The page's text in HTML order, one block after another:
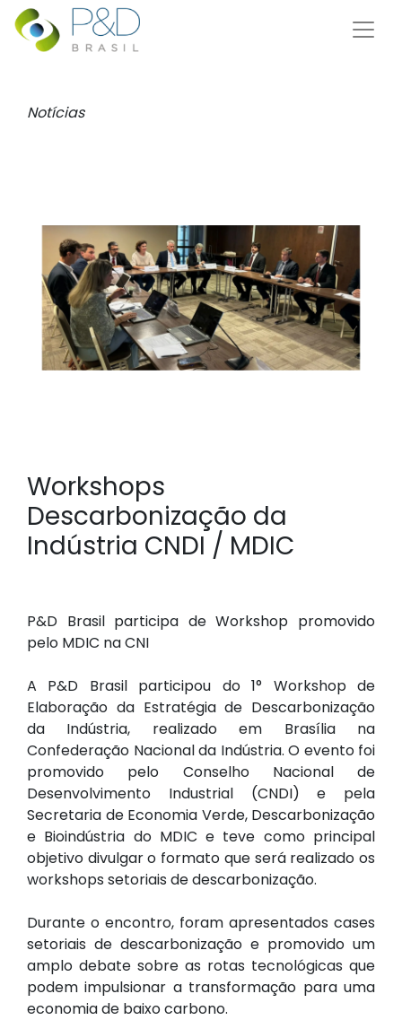
Notícias
Workshops
Descarbonização da
Indústria CNDI / MDIC
P&D Brasil participa de Workshop promovido
pelo MDIC na CNI
A P&D Brasil participou do 1° Workshop de
Elaboração da Estratégia de Descarbonização
da Indústria, realizado em Brasília na
Confederação Nacional da Indústria. O evento foi
promovido pelo Conselho Nacional de
Desenvolvimento Industrial (CNDI) e pela
Secretaria de Economia Verde, Descarbonização
e Bioindústria do MDIC e teve como principal
objetivo divulgar o formato que será realizado os
workshops setoriais de descarbonização.
Durante o encontro, foram apresentados cases
setoriais de descarbonização e promovido um
amplo debate sobre as rotas tecnológicas que
podem impulsionar a transformação para uma
economia de baixo carbono.